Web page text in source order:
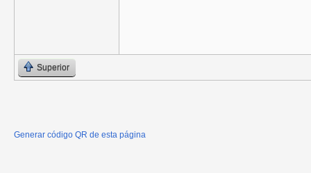
Superior
Generar código QR de esta página